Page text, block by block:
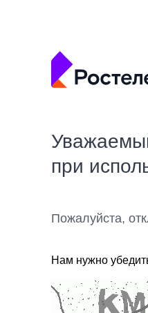
при
Пожалуйста,
Нам нужно